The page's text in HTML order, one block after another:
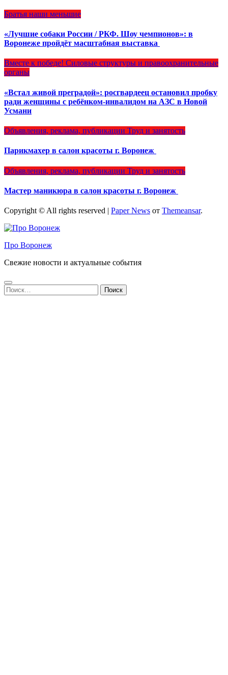
Братья наши меньшие
«Лучшие собаки России / РКФ. Шоу чемпионов»: в
Воронеже пройдёт масштабная выставка
Вместе к победе! Силовые структуры и правоохранительные
органы
«Встал живой преградой»: росгвардеец остановил пробку
ради женщины с ребёнком-инвалидом на АЗС в Новой
Усмани
Объявления, реклама, публикации Труд и занятость
Парикмахер в салон красоты г. Воронеж
Объявления, реклама, публикации Труд и занятость
Мастер маникюра в салон красоты г. Воронеж
Copyright © All rights reserved | Paper News от Themeansar.
Про Воронеж
Свежие новости и актуальные события
Найти: